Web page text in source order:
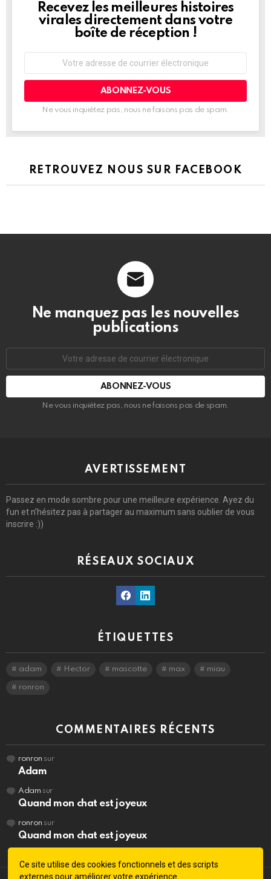
Ce site utilise des cookies fonctionnels et des scripts
externes pour améliorer votre expérience.
NEWSLETTER
Recevez les meilleures histoires
virales directement dans votre
boîte de réception !
courrier
Ne vous inquiétez pas, nous ne faisons pas de spam.
RETROUVEZ NOUS SUR FACEBOOK
Ne manquez pas les nouvelles
publications
courrier
Ne vous inquiétez pas, nous ne faisons pas de spam.
AVERTISSEMENT
Passez en mode sombre pour une meilleure expérience. Ayez du
fun et n’hésitez pas à partager au maximum sans oublier de vous
inscrire :))
RÉSEAUX SOCIAUX
FacebookLinkedin
ÉTIQUETTES
adam Hector mascotte max miau
ronron
COMMENTAIRES RÉCENTS
ronron sur
Adam
Adam sur
Quand mon chat est joyeux
ronron sur
Quand mon chat est joyeux